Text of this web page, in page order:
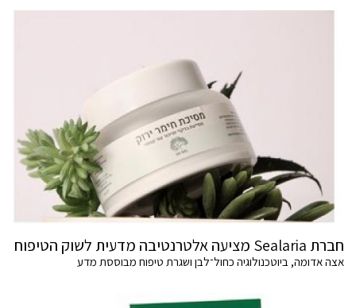
חברת Sealaria מציעה אלטרנטיבה מדעית לשוק הטיפוח
אצה אדומה, ביוטכנולוגיה כחול־לבן ושגרת טיפוח מבוססת מדע